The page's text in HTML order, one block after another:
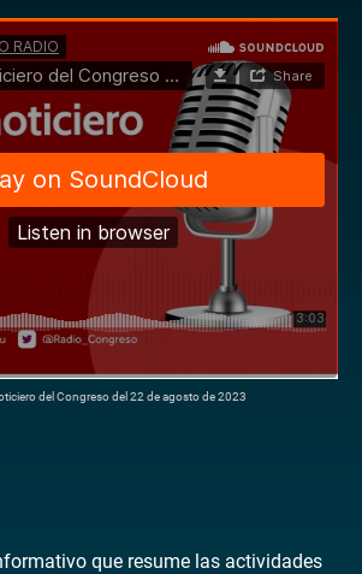
del Congreso del 22 de agosto de 2023
que resume las actividades